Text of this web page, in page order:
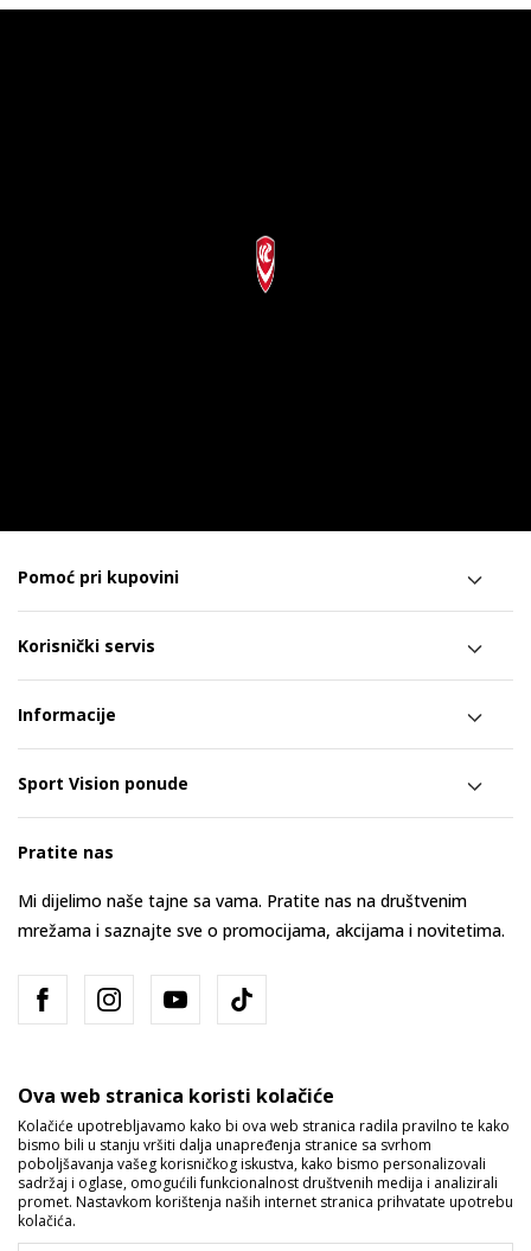
Pomoć pri kupovini
Korisnički servis
Informacije
Sport Vision ponude
Pratite nas
Mi dijelimo naše tajne sa vama. Pratite nas na društvenim
mrežama i saznajte sve o promocijama, akcijama i novitetima.
Bosna i Hercegovina Promijenite
Ova web stranica koristi kolačiće
Kolačiće upotrebljavamo kako bi ova web stranica radila pravilno te kako
bismo bili u stanju vršiti dalja unapređenja stranice sa svrhom
poboljšavanja vašeg korisničkog iskustva, kako bismo personalizovali
sadržaj i oglase, omogućili funkcionalnost društvenih medija i analizirali
promet. Nastavkom korištenja naših internet stranica prihvatate upotrebu
kolačića.